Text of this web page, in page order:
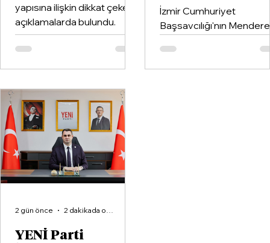
yapısına ilişkin dikkat çeken
açıklamalarda bulundu.
İzmir Cumhuriyet
Başsavcılığı'nın
yürüttüğü soruşturma
kapsamında Belediye
YENİ Parti
2 gün önce 2 dakikada okunur